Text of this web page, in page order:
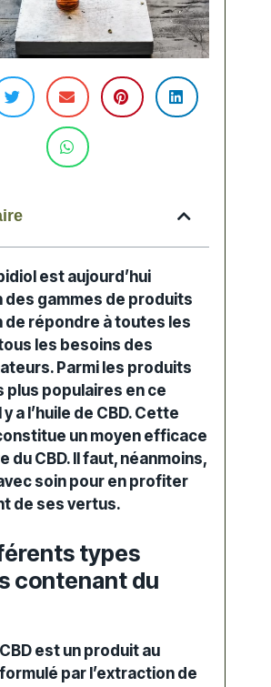
est aujourd’hui
des gammes de produits
de répondre à toutes les
les besoins des
Parmi les produits
plus populaires en ce
a l’ huile de CBD. Cette
un moyen efficace
du CBD. Il faut, néanmoins,
soin pour en profiter
de ses vertus.
types
contenant du
est unproduit au
formulé par l’extraction de